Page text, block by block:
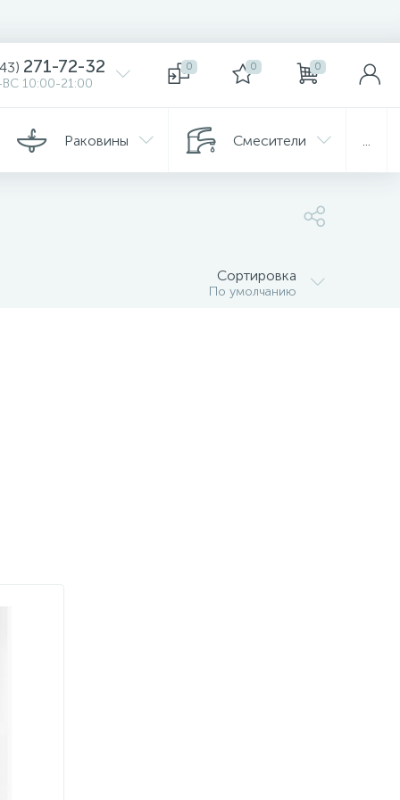
271-72-32
10:00-21:00
0 0 0
Раковины Смесители
Сортировка
По умолчанию